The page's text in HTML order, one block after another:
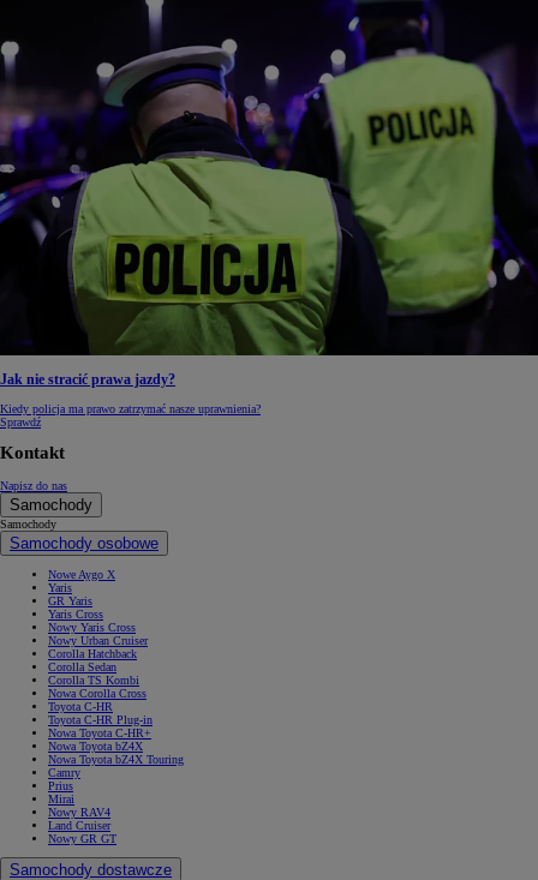
Jak nie stracić prawa jazdy?
Kiedy policja ma prawo zatrzymać nasze uprawnienia?
Sprawdź
Kontakt
Napisz do nas
Samochody
Samochody
Samochody osobowe
Nowe Aygo X
Yaris
GR Yaris
Yaris Cross
Nowy Yaris Cross
Nowy Urban Cruiser
Corolla Hatchback
Corolla Sedan
Corolla TS Kombi
Nowa Corolla Cross
Toyota C-HR
Toyota C-HR Plug-in
Nowa Toyota C-HR+
Nowa Toyota bZ4X
Nowa Toyota bZ4X Touring
Camry
Prius
Mirai
Nowy RAV4
Land Cruiser
Nowy GR GT
Samochody dostawcze